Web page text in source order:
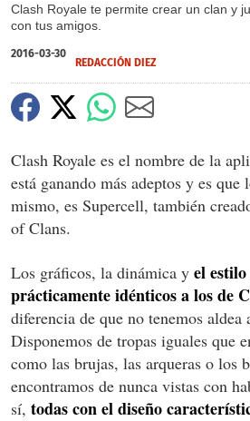
Clash Royale te permite crear un clan y
con tus amigos.
2016-03-30
REDACCIÓN DIEZ
Clash Royale es el nombre de la
está ganando más adeptos y es que
mismo, es Supercell, también
of Clans.
Los gráficos, la dinámica y el
prácticamente idénticos a los de
diferencia de que no tenemos aldea
Disponemos de tropas iguales que
como las brujas, las arqueras o los
encontramos de nunca vistas con
sí, todas con el diseño